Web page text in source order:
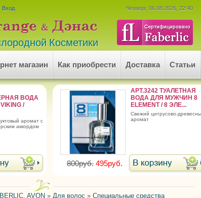
Четверг, 06.08.2026, 22:40
Вход
Косметики
магазин Как приобрести Доставка Статьи
ВОДА
/
аккордом
АРТ.3242 ТУАЛЕТНАЯ
ВОДА ДЛЯ МУЖЧИН 8
ELEMENT / 8 ЭЛЕ...
свежий цитрусово-древесный
аромат
800руб. 495руб.
AVON » Для волос » Специальные средства